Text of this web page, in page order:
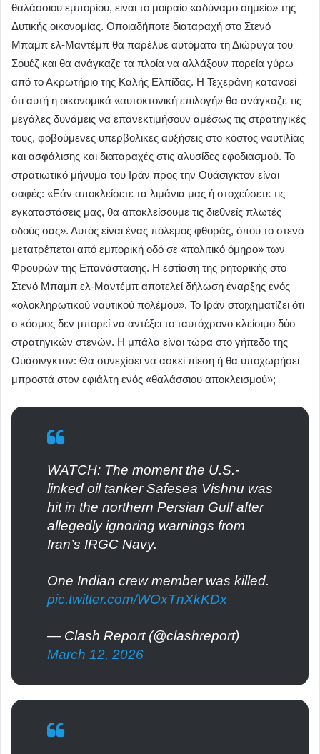
θαλάσσιου εμπορίου, είναι το μοιραίο «αδύναμο σημείο» της
Δυτικής οικονομίας. Οποιαδήποτε διαταραχή στο Στενό
Μπαμπ ελ-Μαντέμπ θα παρέλυε αυτόματα τη Διώρυγα του
Σουέζ και θα ανάγκαζε τα πλοία να αλλάξουν πορεία γύρω
από το Ακρωτήριο της Καλής Ελπίδας. Η Τεχεράνη κατανοεί
ότι αυτή η οικονομικά «αυτοκτονική επιλογή» θα ανάγκαζε τις
μεγάλες δυνάμεις να επανεκτιμήσουν αμέσως τις στρατηγικές
τους, φοβούμενες υπερβολικές αυξήσεις στο κόστος ναυτιλίας
και ασφάλισης και διαταραχές στις αλυσίδες εφοδιασμού. Το
στρατιωτικό μήνυμα του Ιράν προς την Ουάσιγκτον είναι
σαφές: «Εάν αποκλείσετε τα λιμάνια μας ή στοχεύσετε τις
εγκαταστάσεις μας, θα αποκλείσουμε τις διεθνείς πλωτές
οδούς σας». Αυτός είναι ένας πόλεμος φθοράς, όπου το στενό
μετατρέπεται από εμπορική οδό σε «πολιτικό όμηρο» των
Φρουρών της Επανάστασης. Η εστίαση της ρητορικής στο
Στενό Μπαμπ ελ-Μαντέμπ αποτελεί δήλωση έναρξης ενός
«ολοκληρωτικού ναυτικού πολέμου». Το Ιράν στοιχηματίζει ότι
ο κόσμος δεν μπορεί να αντέξει το ταυτόχρονο κλείσιμο δύο
στρατηγικών στενών. Η μπάλα είναι τώρα στο γήπεδο της
Ουάσινγκτον: Θα συνεχίσει να ασκεί πίεση ή θα υποχωρήσει
μπροστά στον εφιάλτη ενός «θαλάσσιου αποκλεισμού»;
WATCH: The moment the U.S.-
linked oil tanker Safesea Vishnu was
hit in the northern Persian Gulf after
allegedly ignoring warnings from
Iran’s IRGC Navy.
One Indian crew member was killed.
pic.twitter.com/WOxTnXkKDx
— Clash Report (@clashreport)
March 12, 2026